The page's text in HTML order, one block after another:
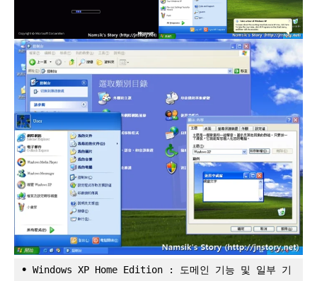
• Windows XP Home Edition : 도메인 기능 및 일부 기